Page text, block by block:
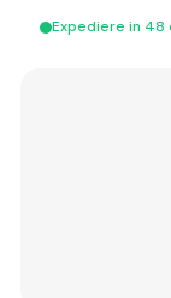
Expediere in 48